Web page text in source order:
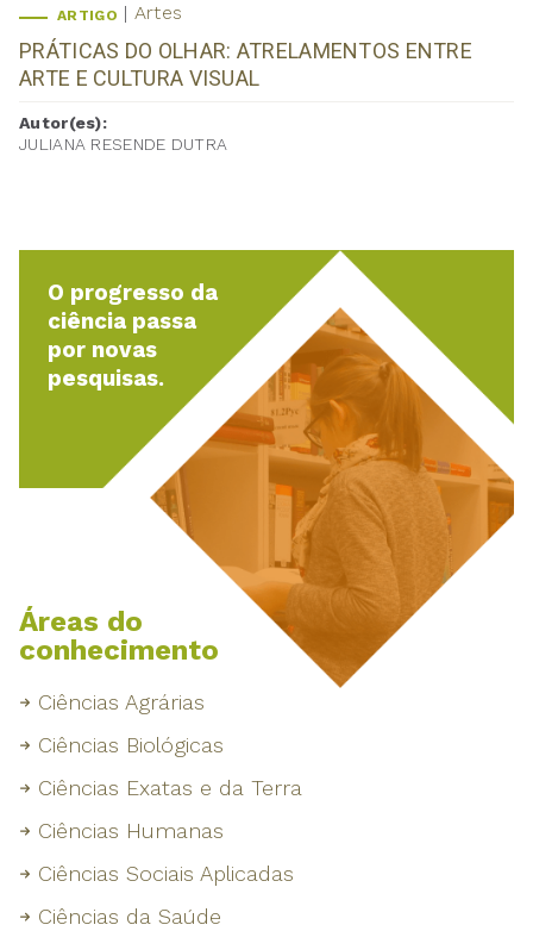
ARTIGO Artes
PRÁTICAS DO OLHAR: ATRELAMENTOS ENTRE
ARTE E CULTURA VISUAL
Autor(es):
JULIANA RESENDE DUTRA
O progresso da
ciência passa
por novas
pesquisas.
Áreas do
conhecimento
Ciências Agrárias
Ciências Biológicas
Ciências Exatas e da Terra
Ciências Humanas
Ciências Sociais Aplicadas
Ciências da Saúde